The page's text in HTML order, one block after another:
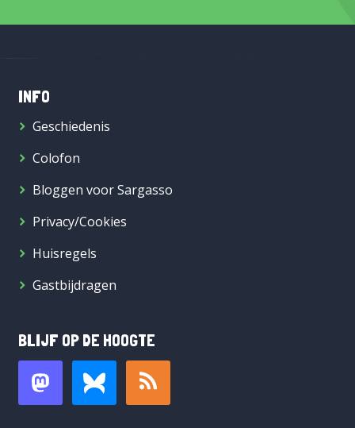
INFO
Geschiedenis
Colofon
Bloggen voor Sargasso
Privacy/Cookies
Huisregels
Gastbijdragen
BLIJF OP DE HOOGTE